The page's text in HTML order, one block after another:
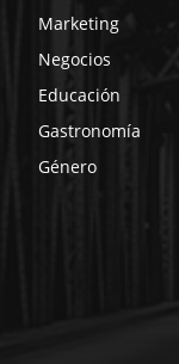
Marketing
Negocios
Educación
Gastronomía
Género